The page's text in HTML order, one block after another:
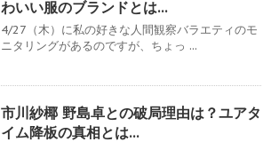
わいい服のブランドとは…
4/27（木）に私の好きな人間観察バラエティのモ
ニタリングがあるのですが、ちょっ ...
市川紗椰 野島卓との破局理由は？ユアタ
イム降板の真相とは…